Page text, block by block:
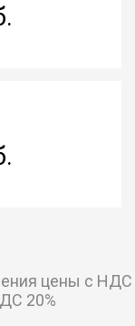
цены с НДС
20%